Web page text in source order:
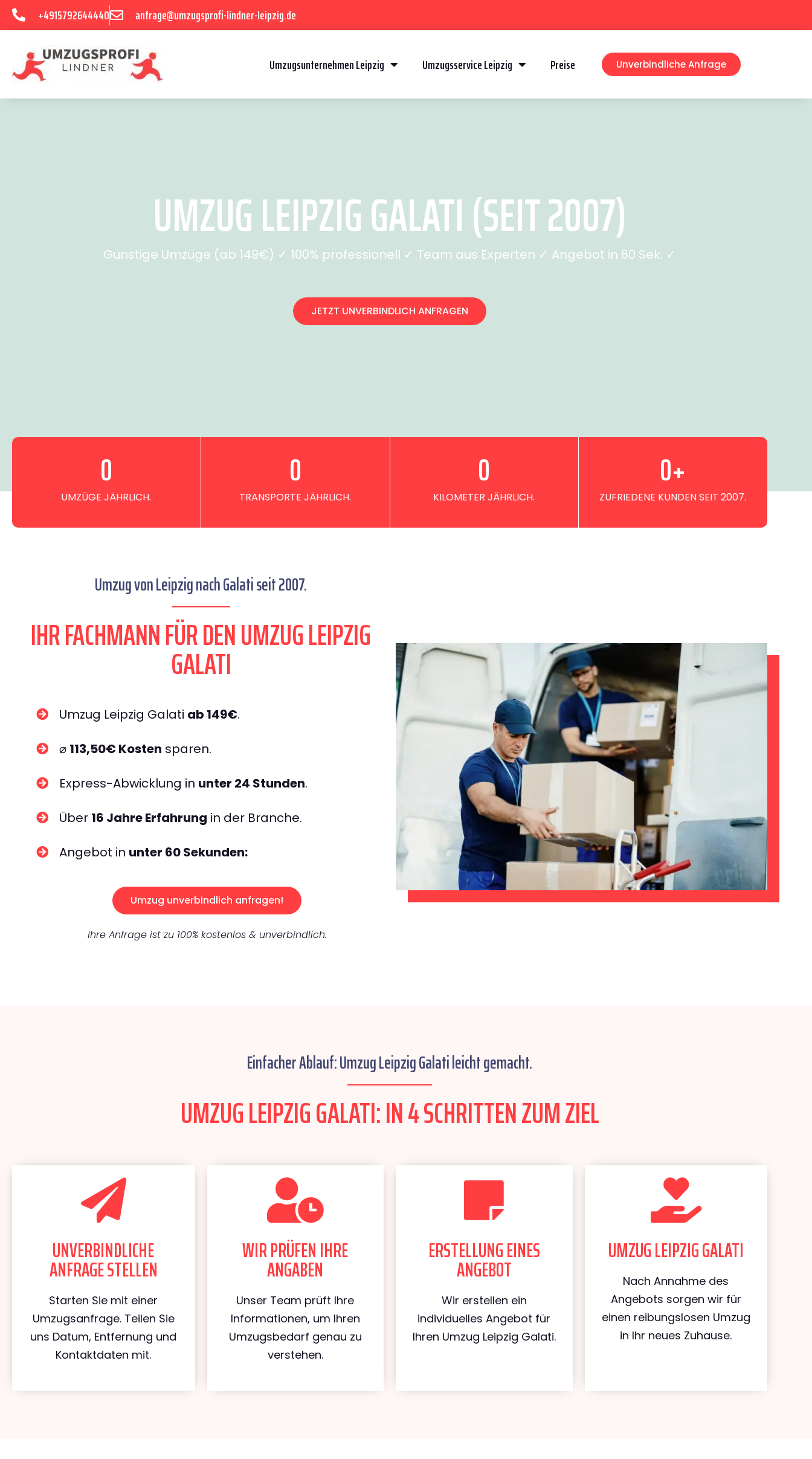
+4915792644440 anfrage@umzugsprofi-lindner-leipzig.de
Umzugsunternehmen Leipzig Umzugsservice Leipzig Preise Unverbindliche Anfrage
UMZUG LEIPZIG GALATI (SEIT 2007)
Günstige Umzüge (ab 149€) ✓ 100% professionell ✓ Team aus Experten ✓ Angebot in 60 Sek. ✓
JETZT UNVERBINDLICH ANFRAGEN
UMZÜGE JÄHRLICH.
0
TRANSPORTE JÄHRLICH.
0
KILOMETER JÄHRLICH.
0
ZUFRIEDENE KUNDEN SEIT 2007.
0+
Umzug von Leipzig nach Galati seit 2007.
IHR FACHMANN FÜR DEN UMZUG LEIPZIG
GALATI
Umzug Leipzig Galati ab 149€.
⌀ 113,50€ Kosten sparen.
Express-Abwicklung in unter 24 Stunden.
Über 16 Jahre Erfahrung in der Branche.
Angebot in unter 60 Sekunden:
Umzug unverbindlich anfragen!
Ihre Anfrage ist zu 100% kostenlos & unverbindlich.
Einfacher Ablauf: Umzug Leipzig Galati leicht gemacht.
UMZUG LEIPZIG GALATI: IN 4 SCHRITTEN ZUM ZIEL
UNVERBINDLICHE
ANFRAGE STELLEN
Starten Sie mit einer
Umzugsanfrage. Teilen Sie
uns Datum, Entfernung und
Kontaktdaten mit.
WIR PRÜFEN IHRE
ANGABEN
Unser Team prüft Ihre
Informationen, um Ihren
Umzugsbedarf genau zu
verstehen.
ERSTELLUNG EINES
ANGEBOT
Wir erstellen ein
individuelles Angebot für
Ihren Umzug Leipzig Galati.
UMZUG LEIPZIG GALATI
Nach Annahme des
Angebots sorgen wir für
einen reibungslosen Umzug
in Ihr neues Zuhause.